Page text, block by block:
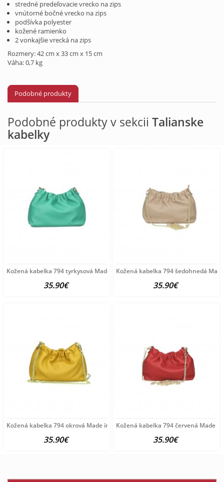
stredné predeľovacie vrecko na zips
vnútorné bočné vrecko na zips
podšívka polyester
kožené ramienko
2 vonkajšie vrecká na zips
Rozmery: 42 cm x 33 cm x 15 cm
Váha: 0,7 kg
Podobné produkty
Podobné produkty v sekcii Talianske
kabelky
Kožená kabelka 794 tyrkysová Made in Italy Tyrkysová
35.90€
Kožená kabelka 794 šedohnedá
35.90€
Kožená kabelka 794 okrová Made in Italy Okrová
35.90€
Kožená kabelka 794 červená Made
35.90€